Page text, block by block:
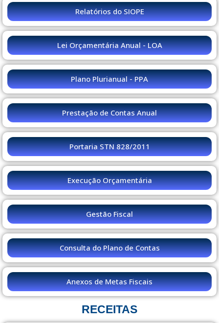
Relatórios do SIOPE
Lei Orçamentária Anual - LOA
Plano Plurianual - PPA
Prestação de Contas Anual
Portaria STN 828/2011
Execução Orçamentária
Gestão Fiscal
Consulta do Plano de Contas
Anexos de Metas Fiscais
RECEITAS